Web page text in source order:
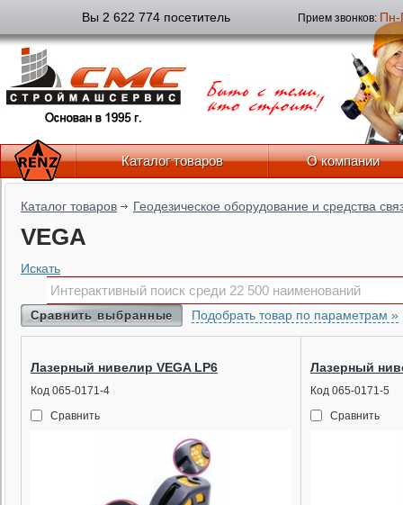
Вы 2 622 774 посетитель Прием звонков: Пн-
Каталог товаров О компании
Каталог товаров Геодезическое оборудование и средства
VEGA
Искать
Сравнить выбранные Подобрать товар по параметрам »
Лазерный нивелир VEGA LP6
Код 065-0171-4
Сравнить
Лазерный
Код 065-0171-5
Сравнить